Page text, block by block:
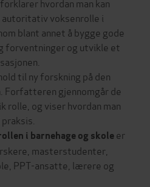
voksenrolle i
blant annet å bygge gode
forventninger og utvikle et
til ny forskning på den
gjennomgår de
rolle, og viser hvordan man
i barnehage og skoleer
masterstudenter,
PPT-ansatte, lærere og